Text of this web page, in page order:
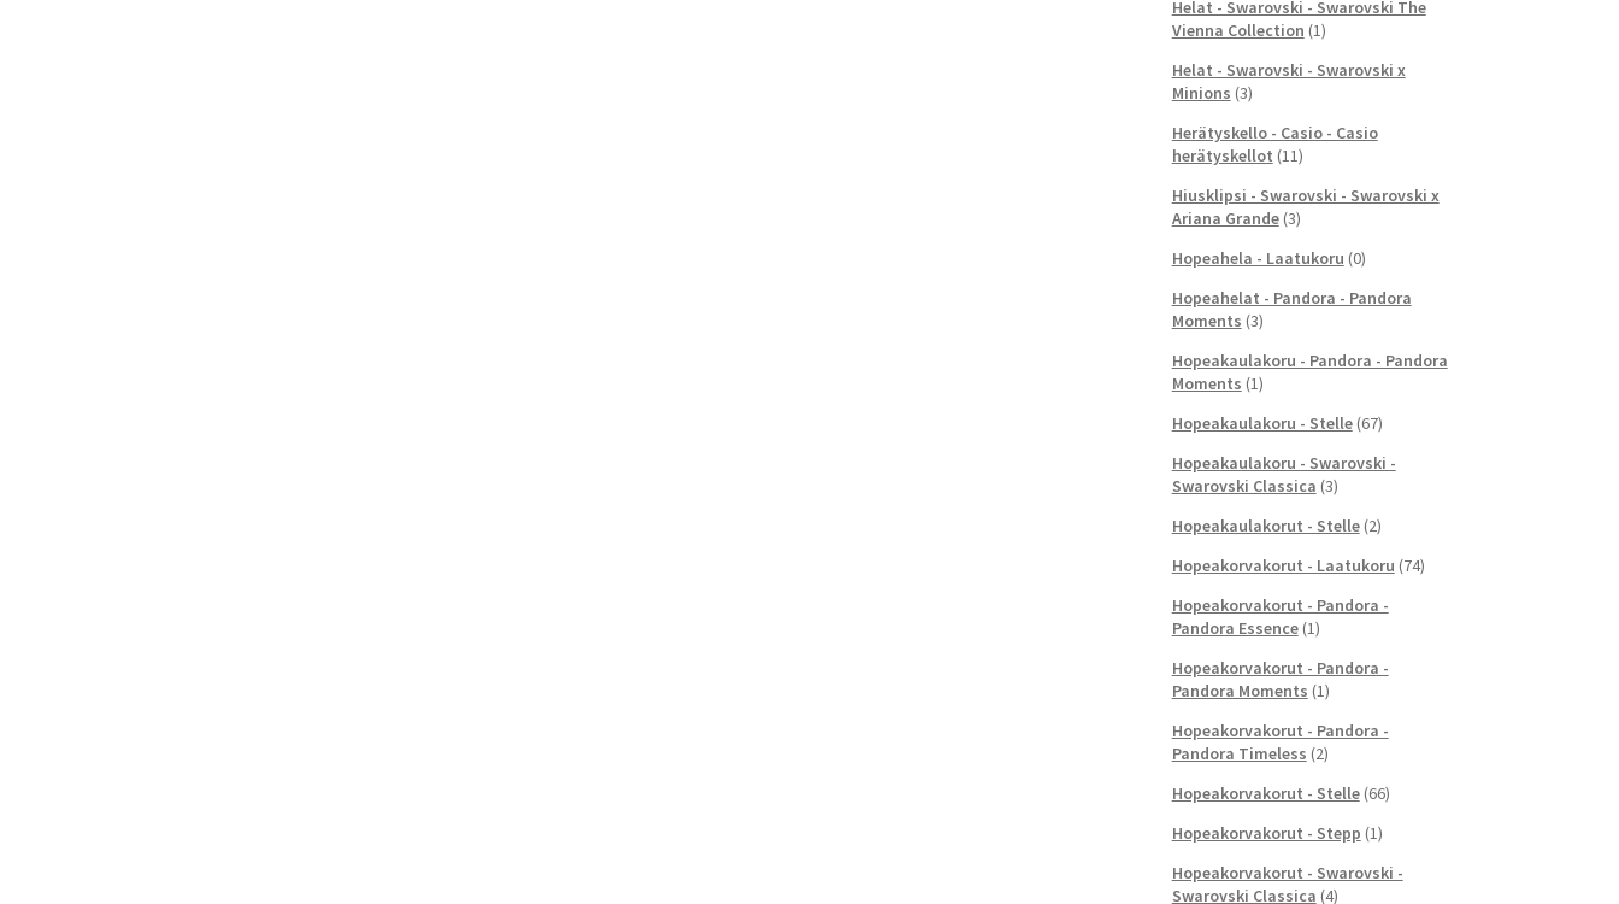
Helat - Swarovski - Swarovski The
Vienna Collection (1)
Helat - Swarovski - Swarovski x
Minions (3)
Herätyskello - Casio - Casio
herätyskellot (11)
Hiusklipsi - Swarovski - Swarovski x
Ariana Grande (3)
Hopeahela - Laatukoru (0)
Hopeahelat - Pandora - Pandora
Moments (3)
Hopeakaulakoru - Pandora - Pandora
Moments (1)
Hopeakaulakoru - Stelle (67)
Hopeakaulakoru - Swarovski -
Swarovski Classica (3)
Hopeakaulakorut - Stelle (2)
Hopeakorvakorut - Laatukoru (74)
Hopeakorvakorut - Pandora -
Pandora Essence (1)
Hopeakorvakorut - Pandora -
Pandora Moments (1)
Hopeakorvakorut - Pandora -
Pandora Timeless (2)
Hopeakorvakorut - Stelle (66)
Hopeakorvakorut - Stepp (1)
Hopeakorvakorut - Swarovski -
Swarovski Classica (4)